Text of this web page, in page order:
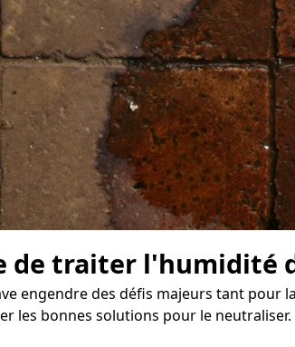
traiter l'humidité
engendre des défis majeurs tant pour
les bonnes solutions pour le neutraliser.